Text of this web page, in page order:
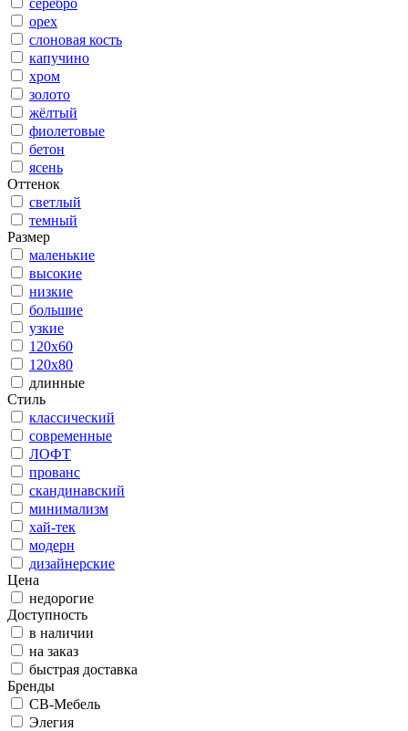
орех
слоновая кость
капучино
хром
золото
жёлтый
фиолетовые
бетон
ясень
Оттенок
светлый
темный
Размер
маленькие
высокие
низкие
большие
узкие
120x60
120x80
длинные
Стиль
классический
современные
ЛОФТ
прованс
скандинавский
минимализм
хай-тек
модерн
дизайнерские
Цена
недорогие
Доступность
в наличии
на заказ
быстрая доставка
Бренды
СВ-Мебель
Элегия